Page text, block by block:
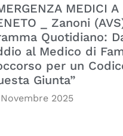
MEDICI
_ Zanoni
Quotidiano:
al Medico di
per un
Giunta”
2025